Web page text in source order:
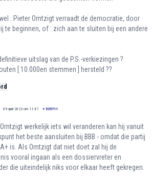
: Pieter Omtzigt verraadt de democratie, door
te beginnen, of : zich aan te sluiten bij een andere
uitslag van de P.S.-verkiezingen ?
[ 10.000en stemmen ] hersteld ??
09 april 2023 om 11:47 + 535711
werkelijk iets wil veranderen kan hij vanuit
het beste aansluiten bij BBB - omdat die partij
is. Als Omtzigt dat niet doet zal hij de
vooral ingaan als een dossiervreter en
die uiteindelijk niks voor elkaar heeft gekregen.